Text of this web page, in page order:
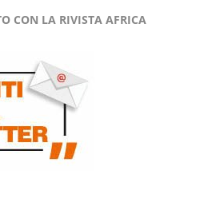
CON LA RIVISTA AFRICA